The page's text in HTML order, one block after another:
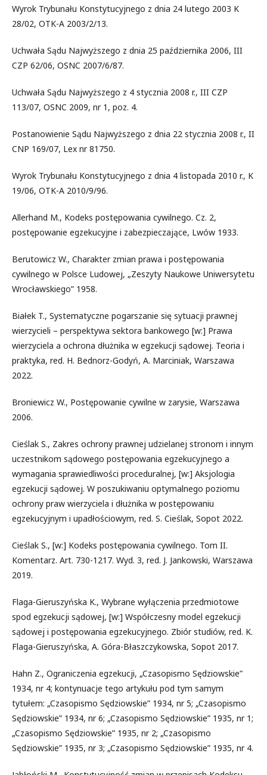
Wyrok Trybunału Konstytucyjnego z dnia 24 lutego 2003 K
28/02, OTK-A 2003/2/13.
Uchwała Sądu Najwyższego z dnia 25 października 2006, III
CZP 62/06, OSNC 2007/6/87.
Uchwała Sądu Najwyższego z 4 stycznia 2008 r., III CZP
113/07, OSNC 2009, nr 1, poz. 4.
Postanowienie Sądu Najwyższego z dnia 22 stycznia 2008 r., II
CNP 169/07, Lex nr 81750.
Wyrok Trybunału Konstytucyjnego z dnia 4 listopada 2010 r., K
19/06, OTK-A 2010/9/96.
Allerhand M., Kodeks postępowania cywilnego. Cz. 2,
postępowanie egzekucyjne i zabezpieczające, Lwów 1933.
Berutowicz W., Charakter zmian prawa i postępowania
cywilnego w Polsce Ludowej, „Zeszyty Naukowe Uniwersytetu
Wrocławskiego” 1958.
Białek T., Systematyczne pogarszanie się sytuacji prawnej
wierzycieli – perspektywa sektora bankowego [w:] Prawa
wierzyciela a ochrona dłużnika w egzekucji sądowej. Teoria i
praktyka, red. H. Bednorz-Godyń, A. Marciniak, Warszawa
2022.
Broniewicz W., Postępowanie cywilne w zarysie, Warszawa
2006.
Cieślak S., Zakres ochrony prawnej udzielanej stronom i innym
uczestnikom sądowego postępowania egzekucyjnego a
wymagania sprawiedliwości proceduralnej, [w:] Aksjologia
egzekucji sądowej. W poszukiwaniu optymalnego poziomu
ochrony praw wierzyciela i dłużnika w postępowaniu
egzekucyjnym i upadłościowym, red. S. Cieślak, Sopot 2022.
Cieślak S., [w:] Kodeks postępowania cywilnego. Tom II.
Komentarz. Art. 730-1217. Wyd. 3, red. J. Jankowski, Warszawa
2019.
Flaga-Gieruszyńska K., Wybrane wyłączenia przedmiotowe
spod egzekucji sądowej, [w:] Współczesny model egzekucji
sądowej i postępowania egzekucyjnego. Zbiór studiów, red. K.
Flaga-Gieruszyńska, A. Góra-Błaszczykowska, Sopot 2017.
Hahn Z., Ograniczenia egzekucji, „Czasopismo Sędziowskie”
1934, nr 4; kontynuacje tego artykułu pod tym samym
tytułem: „Czasopismo Sędziowskie” 1934, nr 5; „Czasopismo
Sędziowskie” 1934, nr 6; „Czasopismo Sędziowskie” 1935, nr 1;
„Czasopismo Sędziowskie” 1935, nr 2; „Czasopismo
Sędziowskie” 1935, nr 3; „Czasopismo Sędziowskie” 1935, nr 4.